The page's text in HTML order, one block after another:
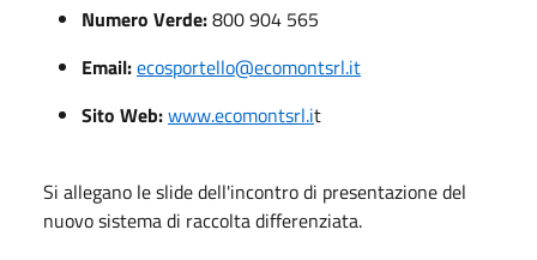
Numero Verde:800 904 565
Email:ecosportello@ecomontsrl.it
Sito Web:www.ecomontsrl.it
Si allegano le slide dell'incontro di presentazione del
nuovo sistema di raccolta differenziata.